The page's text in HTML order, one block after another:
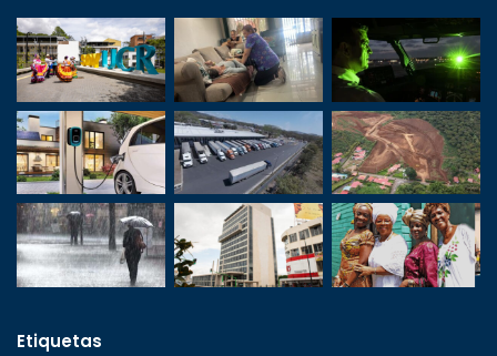
Etiquetas